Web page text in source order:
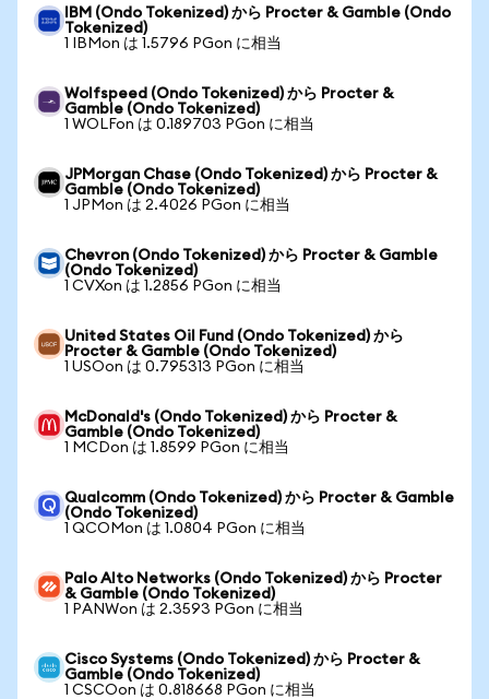
IBM (Ondo Tokenized) から Procter & Gamble (Ondo
Tokenized)
1 IBMon は 1.5796 PGon に相当
Wolfspeed (Ondo Tokenized) から Procter &
Gamble (Ondo Tokenized)
1 WOLFon は 0.189703 PGon に相当
JPMorgan Chase (Ondo Tokenized) から Procter &
Gamble (Ondo Tokenized)
1 JPMon は 2.4026 PGon に相当
Chevron (Ondo Tokenized) から Procter & Gamble
(Ondo Tokenized)
1 CVXon は 1.2856 PGon に相当
United States Oil Fund (Ondo Tokenized) から
Procter & Gamble (Ondo Tokenized)
1 USOon は 0.795313 PGon に相当
McDonald's (Ondo Tokenized) から Procter &
Gamble (Ondo Tokenized)
1 MCDon は 1.8599 PGon に相当
Qualcomm (Ondo Tokenized) から Procter & Gamble
(Ondo Tokenized)
1 QCOMon は 1.0804 PGon に相当
Palo Alto Networks (Ondo Tokenized) から Procter
& Gamble (Ondo Tokenized)
1 PANWon は 2.3593 PGon に相当
Cisco Systems (Ondo Tokenized) から Procter &
Gamble (Ondo Tokenized)
1 CSCOon は 0.818668 PGon に相当